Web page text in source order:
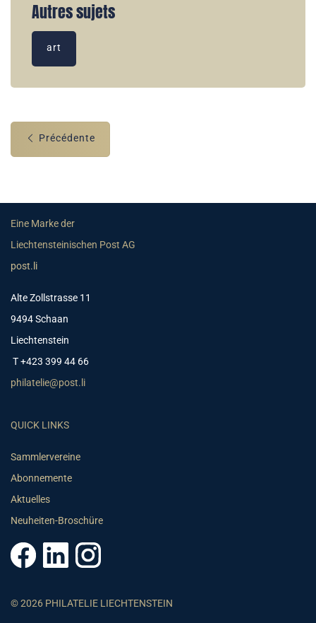
Autres sujets
art
Précédente
Eine Marke der
Liechtensteinischen Post AG
post.li
Alte Zollstrasse 11
9494 Schaan
Liechtenstein
T +423 399 44 66
philatelie@post.li
QUICK LINKS
Sammlervereine
Abonnemente
Aktuelles
Neuheiten-Broschüre
© 2026 PHILATELIE LIECHTENSTEIN